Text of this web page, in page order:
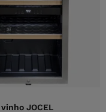
JOCEL